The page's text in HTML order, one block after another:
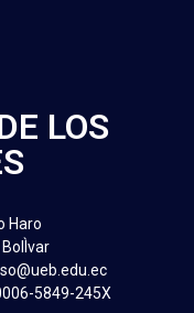
LOS
Haro
5849-245X